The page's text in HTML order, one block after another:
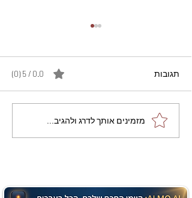
מתכון מנצח עוגת מייפל
שוקולד בחושה וקלה - זיוה
תגובות 0.0 / 5 ‏(0)
מזמינים אותך לדרג ולהגיב...